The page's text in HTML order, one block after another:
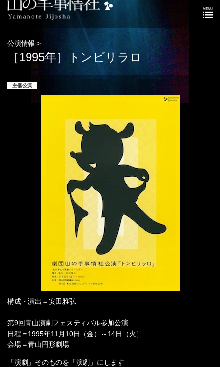
公演情報 >
［1995年］トンビリラロ
主催公演
構成・演出＝安田雅弘
第9回青山演劇フェスティバル参加公演
日程＝1995年11月10日（金）～14日（火）
会場＝青山円形劇場
「演劇」そのものを「演劇」にします